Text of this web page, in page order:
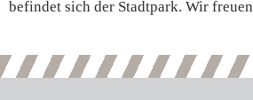
befindet sich der Stadtpark. Wir